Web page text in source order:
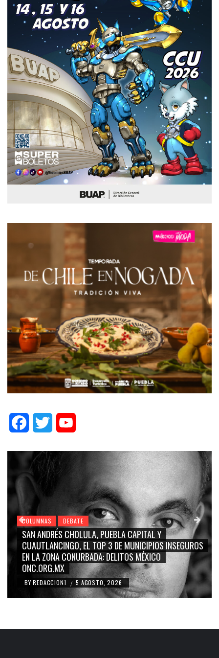
FacebookTwitter
COLUMNAS DEBATE
GRACE PALOMARES, NAY SALVATORI, SERGIO MAYER,
CARMEN SALINAS “LA CORCHOLATA”, CUAUHTÉMOC
BLANCO, SILVIA PINAL: LA TRIVIALIZACIÓN Y
RIDICULIZACIÓN DE LA REPRESENTACIÓN CIUDADANA
BY REDACCION1 / 4 AGOSTO, 2026